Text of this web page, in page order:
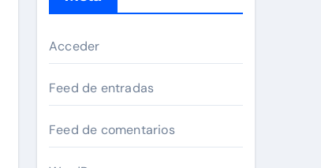
Acceder
Feed de entradas
Feed de comentarios